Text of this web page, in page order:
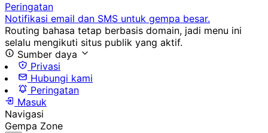
Peringatan
Notifikasi email dan SMS untuk gempa besar.
Routing bahasa tetap berbasis domain, jadi menu ini
selalu mengikuti situs publik yang aktif.
Sumber daya
Privasi
Hubungi kami
Peringatan
Masuk
Navigasi
Gempa Zone